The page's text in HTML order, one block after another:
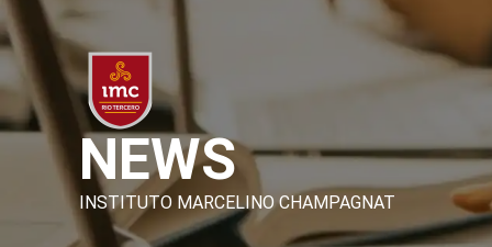
Skip
to
NEWS
INSTITUTO MARCELINO CHAMPAGNAT